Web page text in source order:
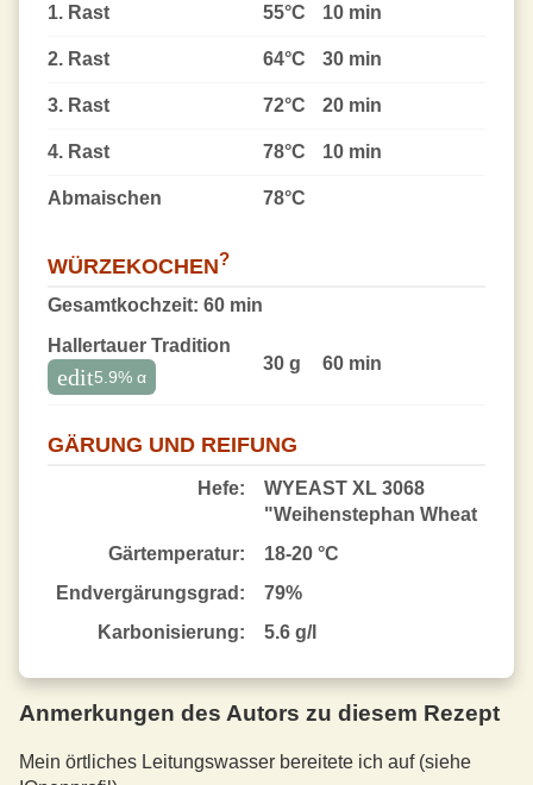
1. Rast 55°C 10 min
2. Rast 64°C 30 min
3. Rast 72°C 20 min
4. Rast 78°C 10 min
Abmaischen 78°C
WÜRZEKOCHEN?
Gesamtkochzeit: 60 min
Hallertauer Tradition
edit5.9% α
30 g 60 min
GÄRUNG UND REIFUNG
Hefe:
WYEAST XL 3068
"Weihenstephan Wheat
Gärtemperatur:
18-20 °C
End­vergärungsgrad:
79%
Karbonisierung:
5.6 g/l
Anmerkungen des Autors zu diesem Rezept
Mein örtliches Leitungswasser bereitete ich auf (siehe